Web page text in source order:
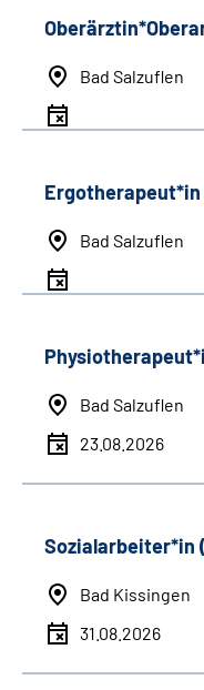
Bad Salzuflen
Bad Salzuflen
Bad Salzuflen
23.08.2026
Sozialarbeiter*in
Bad Kissingen
31.08.2026